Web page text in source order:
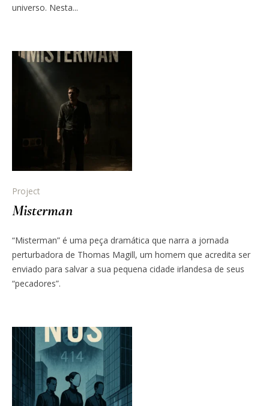
universo. Nesta...
Project
Misterman
“Misterman” é uma peça dramática que narra a jornada
perturbadora de Thomas Magill, um homem que acredita ser
enviado para salvar a sua pequena cidade irlandesa de seus
“pecadores”.